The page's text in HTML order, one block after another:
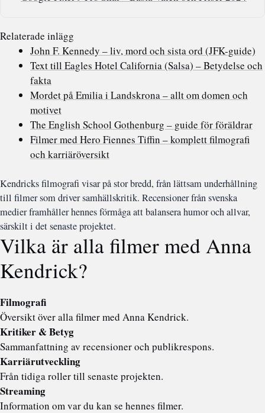
Relaterade inlägg
John F. Kennedy – liv, mord och sista ord (JFK-guide)
Text till Eagles Hotel California (Salsa) – Betydelse och
fakta
Mordet på Emilia i Landskrona – allt om domen och
motivet
The English School Gothenburg – guide för föräldrar
Filmer med Hero Fiennes Tiffin – komplett filmografi
och karriäröversikt
Kendricks filmografi visar på stor bredd, från lättsam underhållning
till filmer som driver samhällskritik. Recensioner från svenska
medier framhåller hennes förmåga att balansera humor och allvar,
särskilt i det senaste projektet.
Vilka är alla filmer med Anna
Kendrick?
Filmografi
Översikt över alla filmer med Anna Kendrick.
Kritiker & Betyg
Sammanfattning av recensioner och publikrespons.
Karriärutveckling
Från tidiga roller till senaste projekten.
Streaming
Information om var du kan se hennes filmer.